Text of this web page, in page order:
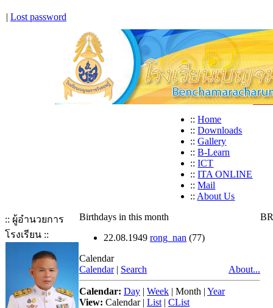
| Lost password
:: Home
:: Downloads
:: Gallery
:: B-Learn
:: ICT
:: ITA ONLINE
:: Mail
:: About Us
:: ผู้อำนวยการ
โรงเรียน ::
Birthdays in this month
22.08.1949 rong_nan (77)
Calendar
Calendar | Search About...
Calendar: Day | Week | Month | Year
View: Calendar| List | CList